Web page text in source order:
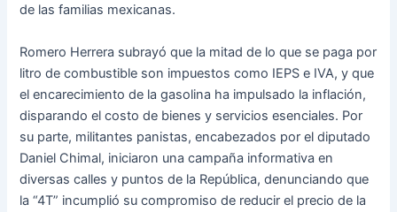
de las familias mexicanas.
Romero Herrera subrayó que la mitad de lo que se paga por
litro de combustible son impuestos como IEPS e IVA, y que
el encarecimiento de la gasolina ha impulsado la inflación,
disparando el costo de bienes y servicios esenciales. Por
su parte, militantes panistas, encabezados por el diputado
Daniel Chimal, iniciaron una campaña informativa en
diversas calles y puntos de la República, denunciando que
la “4T” incumplió su compromiso de reducir el precio de la